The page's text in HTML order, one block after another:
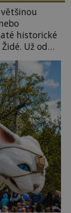
historické
Už od
nuceni v
i římské
jde o vztah
[…]